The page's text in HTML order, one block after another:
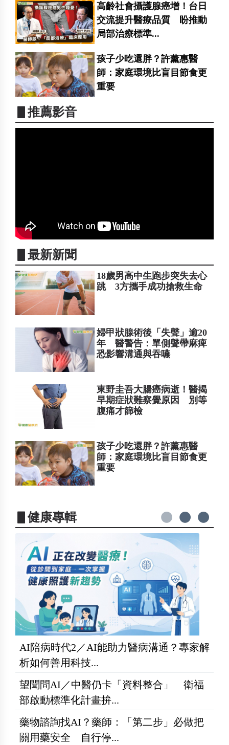
高齡社會攝護腺癌增！台日
交流提升醫療品質 盼推動
局部治療標準...
孩子少吃還胖？許薰惠醫
師：家庭環境比盲目節食更
重要
▋推薦影音
▋最新新聞
18歲男高中生跑步突失去心
跳 3方攜手成功搶救生命
婦甲狀腺術後「失聲」逾20
年 醫警告：單側聲帶麻痺
恐影響溝通與吞嚥
東野圭吾大腸癌病逝！醫揭
早期症狀難察覺原因 別等
腹痛才篩檢
孩子少吃還胖？許薰惠醫
師：家庭環境比盲目節食更
重要
▋健康專輯
AI陪病時代2／AI能助力醫病溝通？專家解
析如何善用科技...
望聞問AI／中醫仍卡「資料整合」 衛福
部啟動標準化計畫拚...
藥物諮詢找AI？藥師：「第二步」必做把
關用藥安全 自行停...